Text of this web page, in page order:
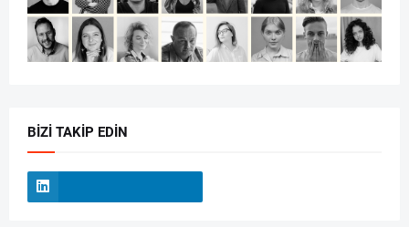
BIZI TAKIP EDIN